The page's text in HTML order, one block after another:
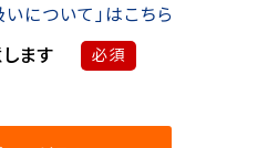
について」はこちら
ます 必須